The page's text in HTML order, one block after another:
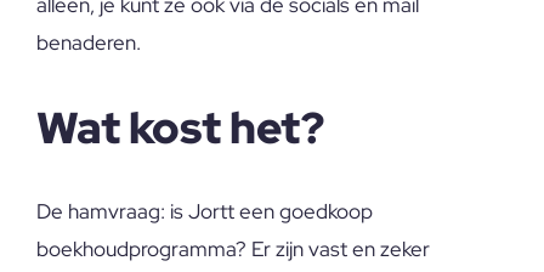
benaderen.
Wat kost het?
De hamvraag: is Jortt een goedkoop
boekhoudprogramma? Er zijn vast en zeker